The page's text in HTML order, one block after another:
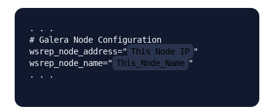
. . .
# Galera Node Configuration
wsrep_node_address=" This_Node_IP "
wsrep_node_name=" This_Node_Name "
. . .